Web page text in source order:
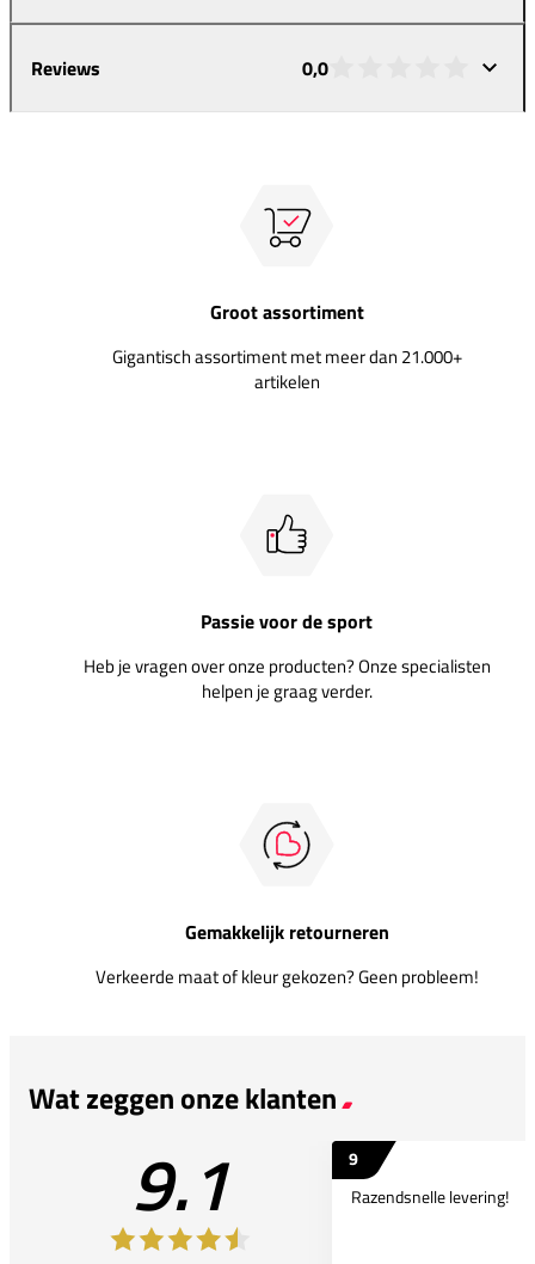
Reviews 0,0
Groot assortiment
Gigantisch assortiment met meer dan 21.000+
artikelen
Passie voor de sport
Heb je vragen over onze producten? Onze specialisten
helpen je graag verder.
Gemakkelijk retourneren
Verkeerde maat of kleur gekozen? Geen probleem!
Wat zeggen onze klanten
9.1
9
Razendsnelle levering!